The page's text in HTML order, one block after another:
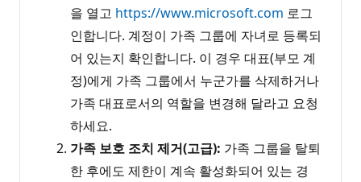
을 열고 https://www.microsoft.com 로그
인합니다. 계정이 가족 그룹에 자녀로 등록되
어 있는지 확인합니다. 이 경우 대표(부모 계
정)에게 가족 그룹에서 누군가를 삭제하거나
가족 대표로서의 역할을 변경해 달라고 요청
하세요.
가족 보호 조치 제거(고급): 가족 그룹을 탈퇴
한 후에도 제한이 계속 활성화되어 있는 경